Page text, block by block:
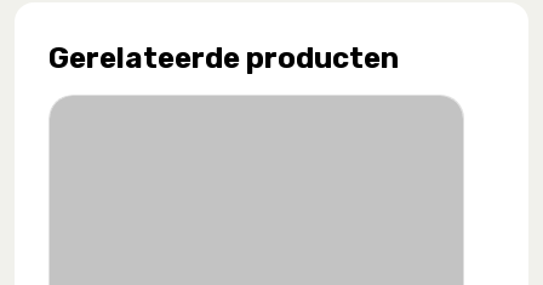
Gerelateerde producten